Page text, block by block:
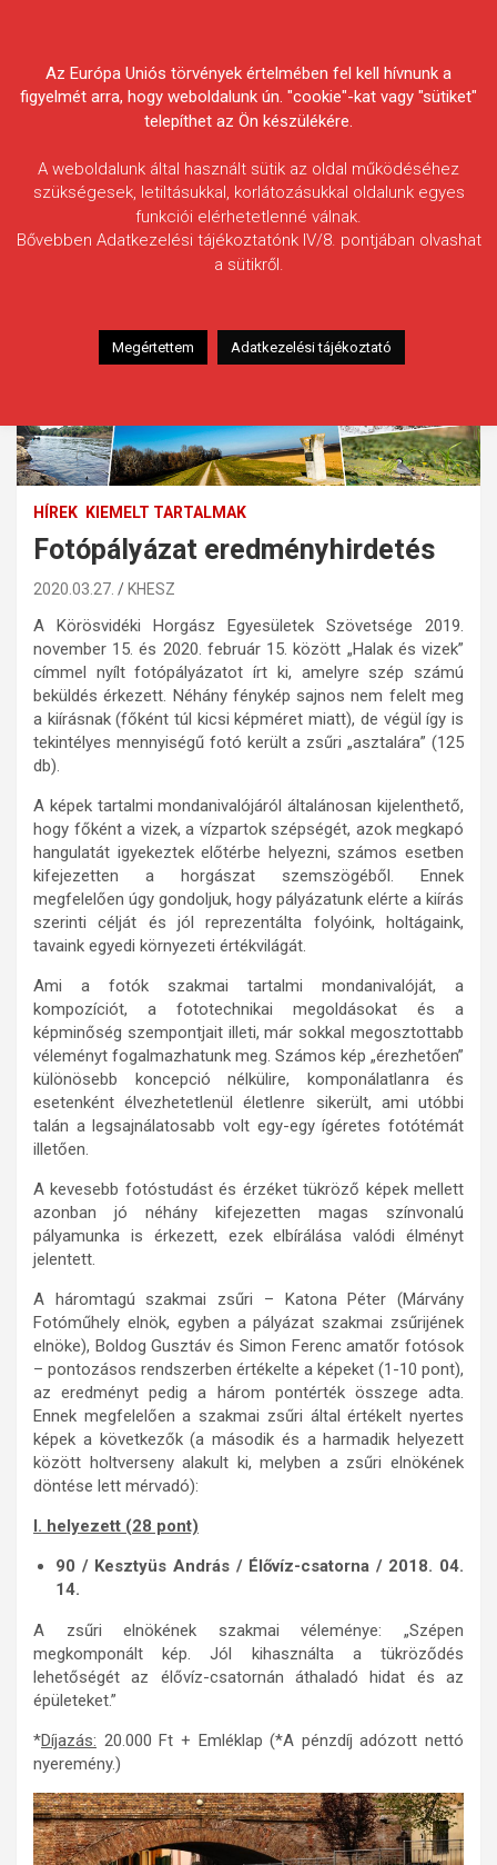
Egyesületek Szövetsége
HÍREK KIEMELT TARTALMAK
Fotópályázat eredményhirdetés
2020.03.27. KHESZ
A Körösvidéki Horgász Egyesületek Szövetsége 2019.
november 15. és 2020. február 15. között „Halak és vizek”
címmel nyílt fotópályázatot írt ki, amelyre szép számú
beküldés érkezett. Néhány fénykép sajnos nem felelt meg
a kiírásnak (főként túl kicsi képméret miatt), de végül így is
tekintélyes mennyiségű fotó került a zsűri „asztalára” (125
db).
A képek tartalmi mondanivalójáról általánosan kijelenthető,
hogy főként a vizek, a vízpartok szépségét, azok megkapó
hangulatát igyekeztek előtérbe helyezni, számos esetben
kifejezetten a horgászat szemszögéből. Ennek
megfelelően úgy gondoljuk, hogy pályázatunk elérte a kiírás
szerinti célját és jól reprezentálta folyóink, holtágaink,
tavaink egyedi környezeti értékvilágát.
Ami a fotók szakmai tartalmi mondanivalóját, a
kompozíciót, a fototechnikai megoldásokat és a
képminőség szempontjait illeti, már sokkal megosztottabb
véleményt fogalmazhatunk meg. Számos kép „érezhetően”
különösebb koncepció nélkülire, komponálatlanra és
esetenként élvezhetetlenül életlenre sikerült, ami utóbbi
talán a legsajnálatosabb volt egy-egy ígéretes fotótémát
illetően.
A kevesebb fotóstudást és érzéket tükröző képek mellett
azonban jó néhány kifejezetten magas színvonalú
pályamunka is érkezett, ezek elbírálása valódi élményt
jelentett.
A háromtagú szakmai zsűri – Katona Péter (Márvány
Fotóműhely elnök, egyben a pályázat szakmai zsűrijének
elnöke), Boldog Gusztáv és Simon Ferenc amatőr fotósok
– pontozásos rendszerben értékelte a képeket (1-10 pont),
az eredményt pedig a három pontérték összege adta.
Ennek megfelelően a szakmai zsűri által értékelt nyertes
képek a következők (a második és a harmadik helyezett
között holtverseny alakult ki, melyben a zsűri elnökének
döntése lett mérvadó):
I. helyezett (28 pont)
90 / Kesztyüs András / Élővíz-csatorna / 2018. 04.
14.
A zsűri elnökének szakmai véleménye: „Szépen
megkomponált kép. Jól kihasználta a tükröződés
lehetőségét az élővíz-csatornán áthaladó hidat és az
épületeket.”
*Díjazás: 20.000 Ft + Emléklap (*A pénzdíj adózott nettó
nyeremény.)
Az Európa Uniós törvények értelmében fel kell hívnunk a
figyelmét arra, hogy weboldalunk ún. "cookie"-kat vagy "sütiket"
telepíthet az Ön készülékére.
A weboldalunk által használt sütik az oldal működéséhez
szükségesek, letiltásukkal, korlátozásukkal oldalunk egyes
funkciói elérhetetlenné válnak.
Bővebben Adatkezelési tájékoztatónk IV/8. pontjában olvashat
a sütikről.
Megértettem Adatkezelési tájékoztató